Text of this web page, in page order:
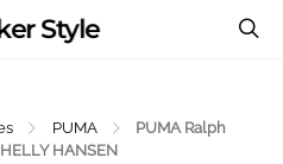
Style
PUMA
PUMA Ralph
HANSEN